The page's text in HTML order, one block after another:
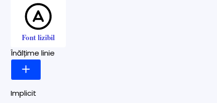
Font lizibil
Înălțime linie
Implicit